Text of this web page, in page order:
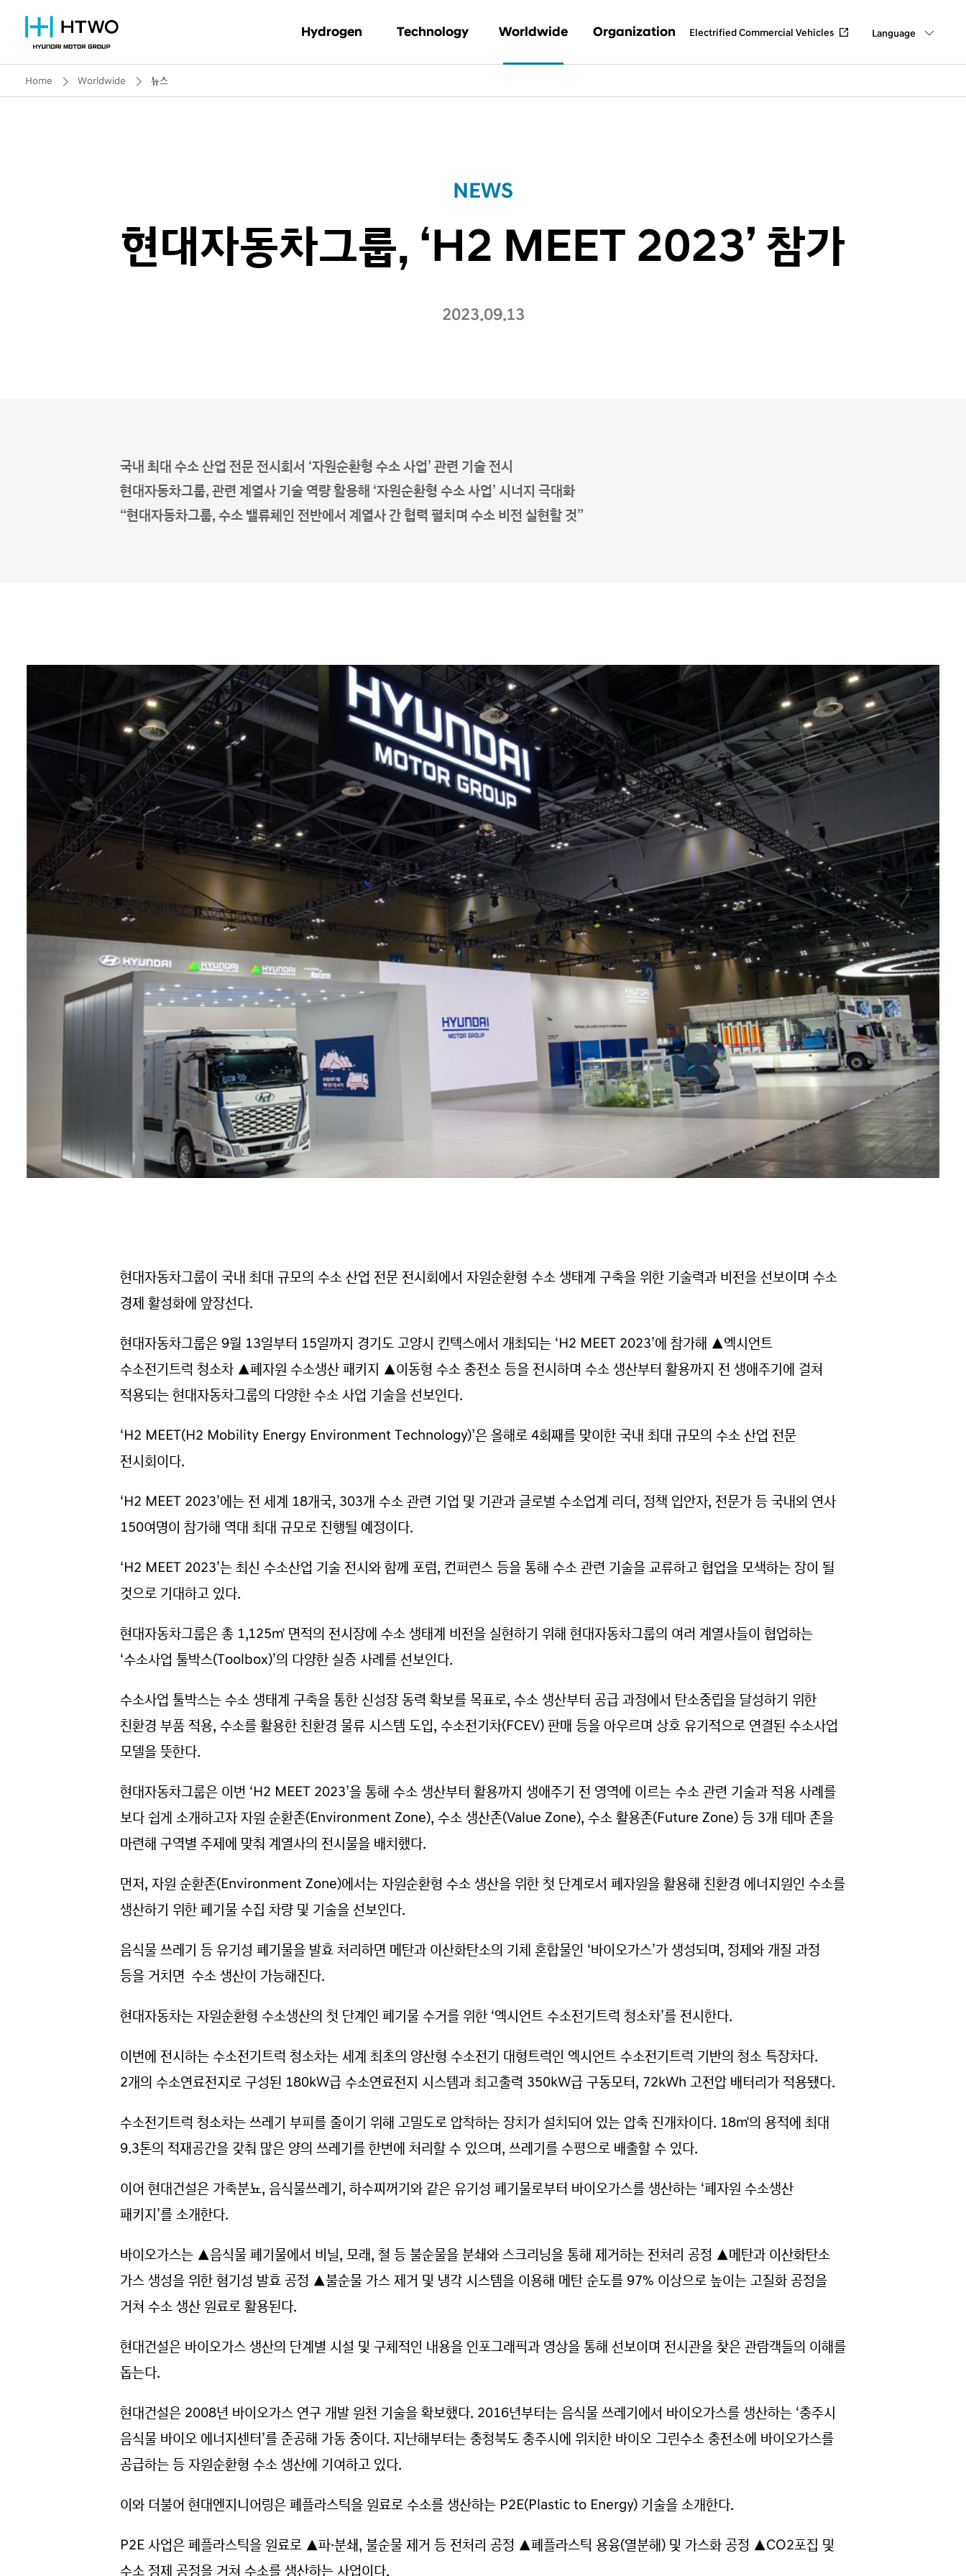
Hydrogen
왜 수소인가
Technology
Waste-to-
수소연료전지 솔루션
Worldwide
뉴스
Organization
글로벌 거점 소개
Electrified Commercial Vehicles Language
Home Worldwide 뉴스
NEWS
현대자동차그룹, ‘H2 MEET 2023’ 참가
2023.09.13
국내 최대 수소 산업 전문 전시회서 ‘자원순환형 수소 사업’ 관련 기술 전시
현대자동차그룹, 관련 계열사 기술 역량 활용해 ‘자원순환형 수소 사업’ 시너지 극대화
“현대자동차그룹, 수소 밸류체인 전반에서 계열사 간 협력 펼치며 수소 비전 실현할 것”
현대자동차그룹이 국내 최대 규모의 수소 산업 전문 전시회에서 자원순환형 수소 생태계 구축을 위한 기술력과 비전을 선보이며 수소
경제 활성화에 앞장선다.
현대자동차그룹은 9월 13일부터 15일까지 경기도 고양시 킨텍스에서 개최되는 ‘H2 MEET 2023’에 참가해 ▲엑시언트
수소전기트럭 청소차 ▲폐자원 수소생산 패키지 ▲이동형 수소 충전소 등을 전시하며 수소 생산부터 활용까지 전 생애주기에 걸쳐
적용되는 현대자동차그룹의 다양한 수소 사업 기술을 선보인다.
‘H2 MEET(H2 Mobility Energy Environment Technology)’은 올해로 4회째를 맞이한 국내 최대 규모의 수소 산업 전문
전시회이다.
‘H2 MEET 2023’에는 전 세계 18개국, 303개 수소 관련 기업 및 기관과 글로벌 수소업계 리더, 정책 입안자, 전문가 등 국내외 연사
150여명이 참가해 역대 최대 규모로 진행될 예정이다.
‘H2 MEET 2023’는 최신 수소산업 기술 전시와 함께 포럼, 컨퍼런스 등을 통해 수소 관련 기술을 교류하고 협업을 모색하는 장이 될
것으로 기대하고 있다.
현대자동차그룹은 총 1,125㎡ 면적의 전시장에 수소 생태계 비전을 실현하기 위해 현대자동차그룹의 여러 계열사들이 협업하는
‘수소사업 툴박스(Toolbox)’의 다양한 실증 사례를 선보인다.
수소사업 툴박스는 수소 생태계 구축을 통한 신성장 동력 확보를 목표로, 수소 생산부터 공급 과정에서 탄소중립을 달성하기 위한
친환경 부품 적용, 수소를 활용한 친환경 물류 시스템 도입, 수소전기차(FCEV) 판매 등을 아우르며 상호 유기적으로 연결된 수소사업
모델을 뜻한다.
현대자동차그룹은 이번 ‘H2 MEET 2023’을 통해 수소 생산부터 활용까지 생애주기 전 영역에 이르는 수소 관련 기술과 적용 사례를
보다 쉽게 소개하고자 자원 순환존(Environment Zone), 수소 생산존(Value Zone), 수소 활용존(Future Zone) 등 3개 테마 존을
마련해 구역별 주제에 맞춰 계열사의 전시물을 배치했다.
먼저, 자원 순환존(Environment Zone)에서는 자원순환형 수소 생산을 위한 첫 단계로서 폐자원을 활용해 친환경 에너지원인 수소를
생산하기 위한 폐기물 수집 차량 및 기술을 선보인다.
음식물 쓰레기 등 유기성 폐기물을 발효 처리하면 메탄과 이산화탄소의 기체 혼합물인 ‘바이오가스’가 생성되며, 정제와 개질 과정
등을 거치면 수소 생산이 가능해진다.
현대자동차는 자원순환형 수소생산의 첫 단계인 폐기물 수거를 위한 ‘엑시언트 수소전기트럭 청소차’를 전시한다.
이번에 전시하는 수소전기트럭 청소차는 세계 최초의 양산형 수소전기 대형트럭인 엑시언트 수소전기트럭 기반의 청소 특장차다.
2개의 수소연료전지로 구성된 180kW급 수소연료전지 시스템과 최고출력 350kW급 구동모터, 72kWh 고전압 배터리가 적용됐다.
수소전기트럭 청소차는 쓰레기 부피를 줄이기 위해 고밀도로 압착하는 장치가 설치되어 있는 압축 진개차이다. 18㎡의 용적에 최대
9.3톤의 적재공간을 갖춰 많은 양의 쓰레기를 한번에 처리할 수 있으며, 쓰레기를 수평으로 배출할 수 있다.
이어 현대건설은 가축분뇨, 음식물쓰레기, 하수찌꺼기와 같은 유기성 폐기물로부터 바이오가스를 생산하는 ‘폐자원 수소생산
패키지’를 소개한다.
바이오가스는 ▲음식물 폐기물에서 비닐, 모래, 철 등 불순물을 분쇄와 스크리닝을 통해 제거하는 전처리 공정 ▲메탄과 이산화탄소
가스 생성을 위한 혐기성 발효 공정 ▲불순물 가스 제거 및 냉각 시스템을 이용해 메탄 순도를 97% 이상으로 높이는 고질화 공정을
거쳐 수소 생산 원료로 활용된다.
현대건설은 바이오가스 생산의 단계별 시설 및 구체적인 내용을 인포그래픽과 영상을 통해 선보이며 전시관을 찾은 관람객들의 이해를
돕는다.
현대건설은 2008년 바이오가스 연구 개발 원천 기술을 확보했다. 2016년부터는 음식물 쓰레기에서 바이오가스를 생산하는 ‘충주시
음식물 바이오 에너지센터’를 준공해 가동 중이다. 지난해부터는 충청북도 충주시에 위치한 바이오 그린수소 충전소에 바이오가스를
공급하는 등 자원순환형 수소 생산에 기여하고 있다.
이와 더불어 현대엔지니어링은 폐플라스틱을 원료로 수소를 생산하는 P2E(Plastic to Energy) 기술을 소개한다.
P2E 사업은 폐플라스틱을 원료로 ▲파·분쇄, 불순물 제거 등 전처리 공정 ▲폐플라스틱 용융(열분해) 및 가스화 공정 ▲CO2포집 및
수소 정제 공정을 거쳐 수소를 생산하는 사업이다.